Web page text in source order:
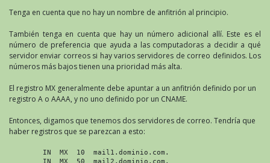
Tenga en cuenta que no hay un nombre de anfitrión al principio.
También tenga en cuenta que hay un número adicional allí. Este es el
número de preferencia que ayuda a las computadoras a decidir a qué
servidor enviar correos si hay varios servidores de correo definidos. Los
números más bajos tienen una prioridad más alta.
El registro MX generalmente debe apuntar a un anfitrión definido por un
registro A o AAAA, y no uno definido por un CNAME.
Entonces, digamos que tenemos dos servidores de correo. Tendría que
haber registros que se parezcan a esto:
        IN  MX  10  mail1.dominio.com.
        IN  MX  50  mail2.dominio.com.